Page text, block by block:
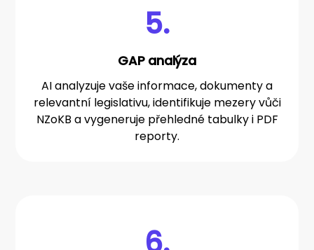
5.
GAP analýza
AI analyzuje vaše informace, dokumenty a
relevantní legislativu, identifikuje mezery vůči
NZoKB a vygeneruje přehledné tabulky i PDF
reporty.